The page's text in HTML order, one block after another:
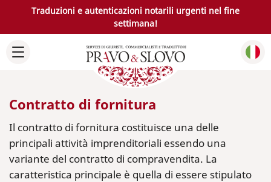
Traduzioni e autenticazioni notarili urgenti nel fine
settimana!
Contratto di fornitura
Il contratto di fornitura costituisce una delle
principali attività imprenditoriali essendo una
variante del contratto di compravendita. La
caratteristica principale è quella di essere stipulato